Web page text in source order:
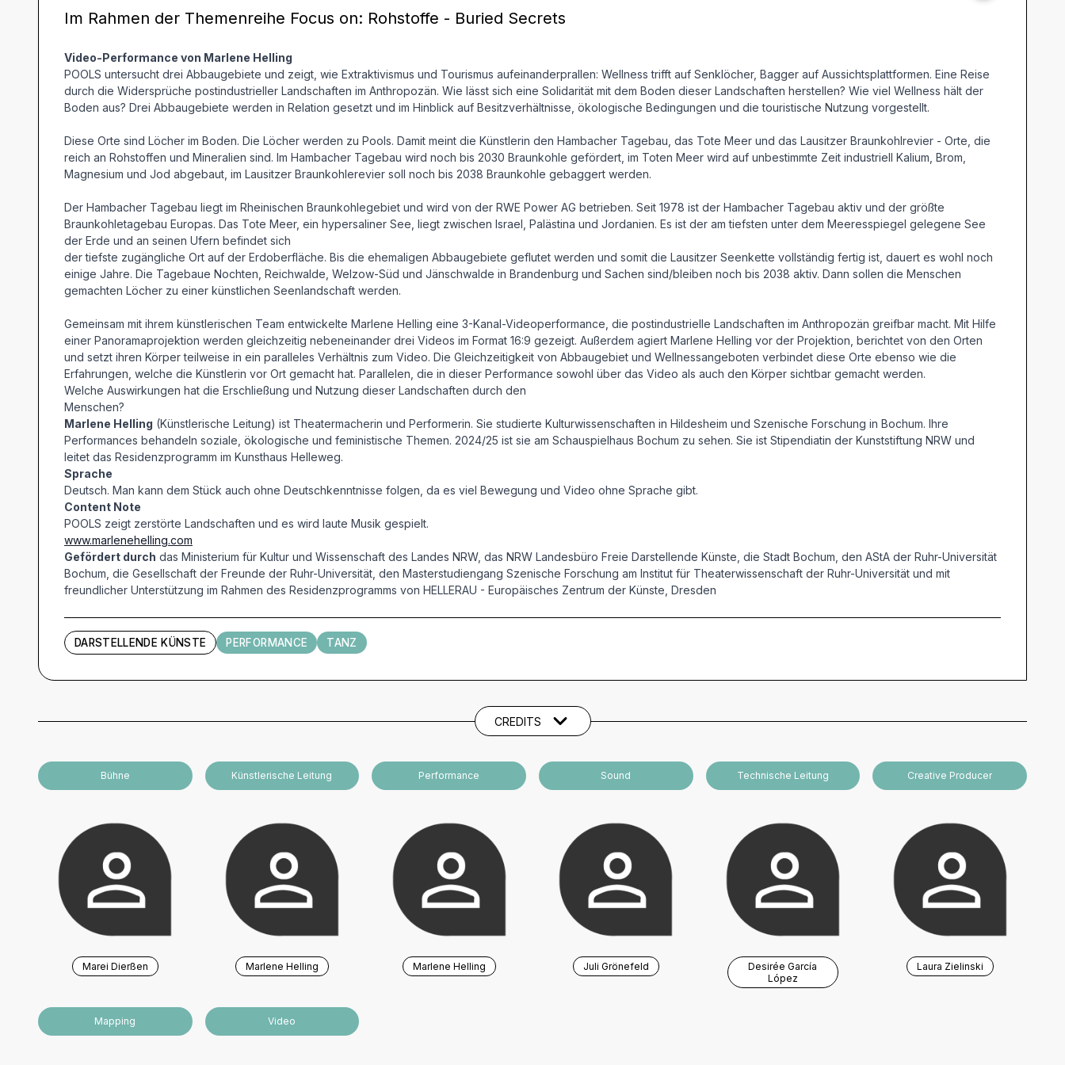
Im Rahmen der Themenreihe Focus on: Rohstoffe - Buried Secrets
Video-Performance von Marlene Helling
POOLS untersucht drei Abbaugebiete und zeigt, wie Extraktivismus und Tourismus aufeinanderprallen: Wellness trifft auf Senklöcher, Bagger auf Aussichtsplattformen. Eine Reise
durch die Widersprüche postindustrieller Landschaften im Anthropozän. Wie lässt sich eine Solidarität mit dem Boden dieser Landschaften herstellen? Wie viel Wellness hält der
Boden aus? Drei Abbaugebiete werden in Relation gesetzt und im Hinblick auf Besitzverhältnisse, ökologische Bedingungen und die touristische Nutzung vorgestellt.
Diese Orte sind Löcher im Boden. Die Löcher werden zu Pools. Damit meint die Künstlerin den Hambacher Tagebau, das Tote Meer und das Lausitzer Braunkohlrevier - Orte, die
reich an Rohstoffen und Mineralien sind. Im Hambacher Tagebau wird noch bis 2030 Braunkohle gefördert, im Toten Meer wird auf unbestimmte Zeit industriell Kalium, Brom,
Magnesium und Jod abgebaut, im Lausitzer Braunkohlerevier soll noch bis 2038 Braunkohle gebaggert werden.
Der Hambacher Tagebau liegt im Rheinischen Braunkohlegebiet und wird von der RWE Power AG betrieben. Seit 1978 ist der Hambacher Tagebau aktiv und der größte
Braunkohletagebau Europas. Das Tote Meer, ein hypersaliner See, liegt zwischen Israel, Palästina und Jordanien. Es ist der am tiefsten unter dem Meeresspiegel gelegene See
der Erde und an seinen Ufern befindet sich
der tiefste zugängliche Ort auf der Erdoberfläche. Bis die ehemaligen Abbaugebiete geflutet werden und somit die Lausitzer Seenkette vollständig fertig ist, dauert es wohl noch
einige Jahre. Die Tagebaue Nochten, Reichwalde, Welzow-Süd und Jänschwalde in Brandenburg und Sachen sind/bleiben noch bis 2038 aktiv. Dann sollen die Menschen
gemachten Löcher zu einer künstlichen Seenlandschaft werden.
Gemeinsam mit ihrem künstlerischen Team entwickelte Marlene Helling eine 3-Kanal-Videoperformance, die postindustrielle Landschaften im Anthropozän greifbar macht. Mit Hilfe
einer Panoramaprojektion werden gleichzeitig nebeneinander drei Videos im Format 16:9 gezeigt. Außerdem agiert Marlene Helling vor der Projektion, berichtet von den Orten
und setzt ihren Körper teilweise in ein paralleles Verhältnis zum Video. Die Gleichzeitigkeit von Abbaugebiet und Wellnessangeboten verbindet diese Orte ebenso wie die
Erfahrungen, welche die Künstlerin vor Ort gemacht hat. Parallelen, die in dieser Performance sowohl über das Video als auch den Körper sichtbar gemacht werden.
Welche Auswirkungen hat die Erschließung und Nutzung dieser Landschaften durch den
Menschen?
Marlene Helling (Künstlerische Leitung) ist Theatermacherin und Performerin. Sie studierte Kulturwissenschaften in Hildesheim und Szenische Forschung in Bochum. Ihre
Performances behandeln soziale, ökologische und feministische Themen. 2024/25 ist sie am Schauspielhaus Bochum zu sehen. Sie ist Stipendiatin der Kunststiftung NRW und
leitet das Residenzprogramm im Kunsthaus Helleweg.
Sprache
Deutsch. Man kann dem Stück auch ohne Deutschkenntnisse folgen, da es viel Bewegung und Video ohne Sprache gibt.
Content Note
POOLS zeigt zerstörte Landschaften und es wird laute Musik gespielt.
www.marlenehelling.com
Gefördert durch das Ministerium für Kultur und Wissenschaft des Landes NRW, das NRW Landesbüro Freie Darstellende Künste, die Stadt Bochum, den AStA der Ruhr-Universität
Bochum, die Gesellschaft der Freunde der Ruhr-Universität, den Masterstudiengang Szenische Forschung am Institut für Theaterwissenschaft der Ruhr-Universität und mit
freundlicher Unterstützung im Rahmen des Residenzprogramms von HELLERAU - Europäisches Zentrum der Künste, Dresden
DARSTELLENDE KÜNSTE PERFORMANCE TANZ
Künstler und Beteiligte
CREDITS
Bühne Künstlerische Leitung Performance Sound Technische Leitung Creative Producer
Marei Dierßen Marlene Helling Marlene Helling Juli Grönefeld
Desirée García
López
Laura Zielinski
Mapping Video